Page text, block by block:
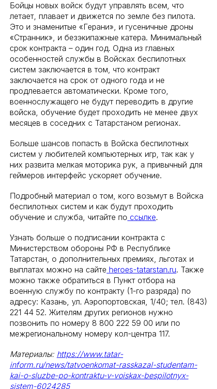
Бойцы новых войск будут управлять всем, что
летает, плавает и движется по земле без пилота.
Это и знаменитые «Герани», и гусеничные дроны
«Странник», и безэкипажные катера. Минимальный
срок контракта – один год. Одна из главных
особенностей службы в Войсках беспилотных
систем заключается в том, что контракт
заключается на срок от одного года и не
продлевается автоматически. Кроме того,
военнослужащего не будут переводить в другие
войска, обучение будет проходить не менее двух
месяцев в соседних с Татарстаном регионах.
Больше шансов попасть в Войска беспилотных
систем у любителей компьютерных игр, так как у
них развита мелкая моторика рук, а привычный для
геймеров интерфейс ускоряет обучение.
Подробный материал о том, кого возьмут в Войска
беспилотных систем и как будут проходить
обучение и служба, читайте по ссылке.
Узнать больше о подписании контракта с
Министерством обороны РФ в Республике
Татарстан, о дополнительных премиях, льготах и
выплатах можно на сайте heroes-tatarstan.ru. Также
можно также обратиться в Пункт отбора на
военную службу по контракту (1-го разряда) по
адресу: Казань, ул. Аэропортовская, 1/40; тел. (843)
221 44 52. Жителям других регионов нужно
позвонить по номеру 8 800 222 59 00 или по
межрегиональному номеру кол-центра 117.
Материалы: https://www.tatar-
inform.ru/news/tatvoenkomat-rasskazal-studentam-
kai-o-sluzbe-po-kontraktu-v-voiskax-bespilotnyx-
sistem-6024285